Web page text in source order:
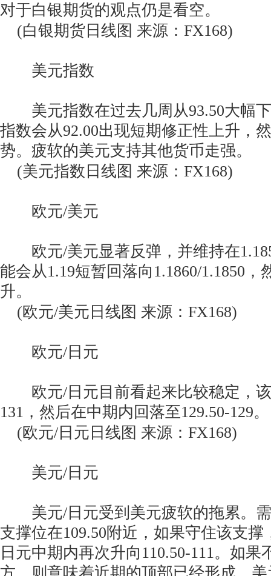
对于白银期货的观点仍是看空。
(白银期货日线图 来源：FX168)
美元指数
美元指数在过去几周从93.50大幅
指数会从92.00出现短期修正性上升，
势。疲软的美元支持其他货币走强。
(美元指数日线图 来源：FX168)
欧元/美元
欧元/美元显著反弹，并维持在
能会从1.19短暂回落向1.1860/1.1850，
升。
(欧元/美元日线图 来源：FX168)
欧元/日元
欧元/日元目前看起来比较稳定，该
131，然后在中期内回落至129.50-129。
(欧元/日元日线图 来源：FX168)
美元/日元
美元/日元受到美元疲软的拖累。需
支撑位在109.50附近，如果守住该支
日元中期内再次升向110.50-111。如果